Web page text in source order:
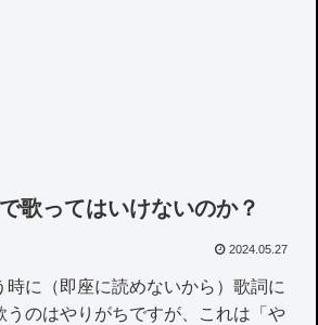
歌ってはいけないのか？
2024.05.27
に（即座に読めないから）歌詞に
うのはやりがちですが、これは「や